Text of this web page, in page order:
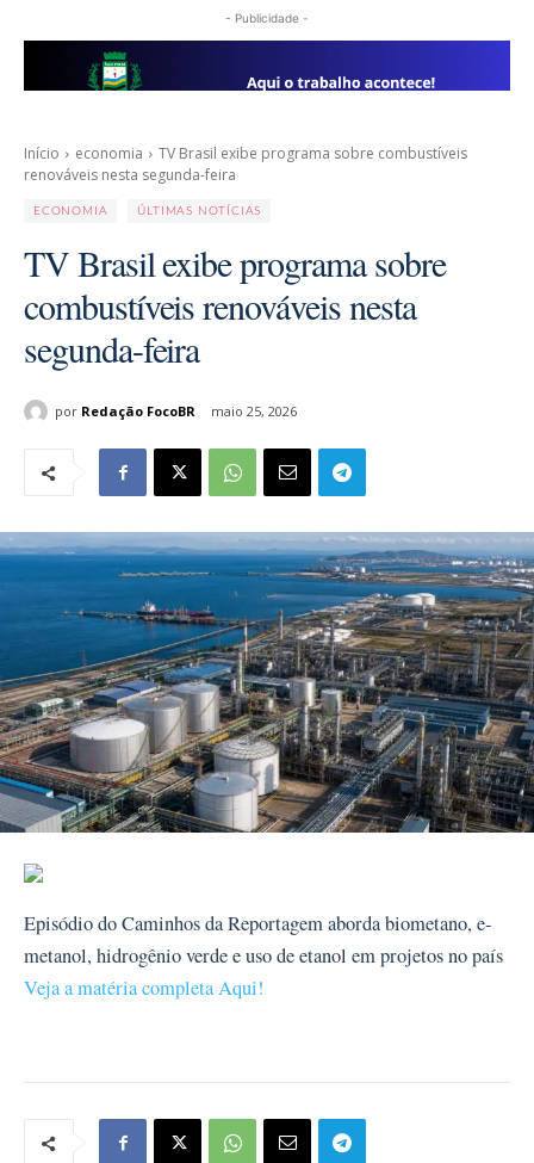
- Publicidade -
Início economia
TV Brasil exibe programa sobre combustíveis
renováveis nesta segunda-feira
ECONOMIA ÚLTIMAS NOTÍCIAS
TV Brasil exibe programa sobre
combustíveis renováveis nesta
segunda-feira
por Redação FocoBR maio 25, 2026
Episódio do Caminhos da Reportagem aborda biometano, e-
metanol, hidrogênio verde e uso de etanol em projetos no país
Veja a matéria completa Aqui!